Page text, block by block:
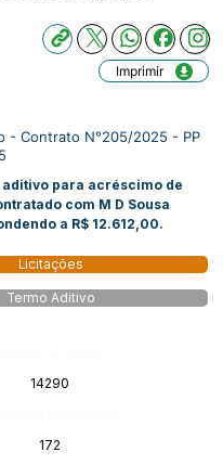
Imprimir
- Contrato N°205/2025 - PP
aditivo para acréscimo de
com M D Sousa
a R$ 12.612,00.
Licitações
Termo Aditivo
14290
172